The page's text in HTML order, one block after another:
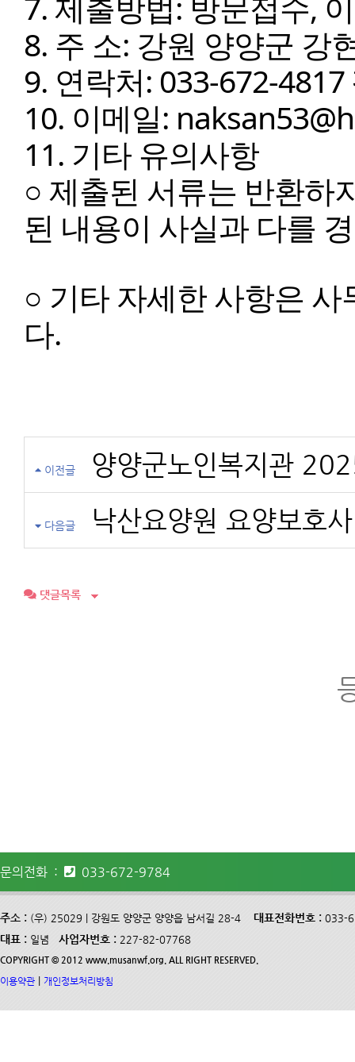
8. 주 소: 강원 양양군 강
9. 연락처: 033-672-
10. 이메일:
11. 기타 유의사항
○ 제출된 서류는 반환하
된 내용이 사실과 다를
○ 기타 자세한 사항은
다.
이전글 양양군노인복지관
다음글 낙산요양원 요양보호
댓글목록
문의전화 : 033-672-9784
주소 : (우) 25029 | 강원도 양양군 양양읍 남서길 28-4 대표전화번호 : 033-
대표 : 일념 사업자번호 : 227-82-07768
COPYRIGHT © 2012 www.musanwf.org. ALL RIGHT RESERVED.
이용약관 개인정보처리방침